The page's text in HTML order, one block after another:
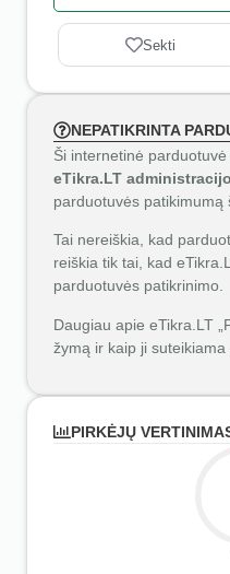
Sekti
NEPATIKRINTA
Ši internetinė parduotuvė
eTikra.LT
parduotuvės patikimumą
Tai nereiškia, kad
reiškia tik tai, kad
parduotuvės patikrinimo.
Daugiau apie eTikra.LT
žymą ir kaip ji suteikiama
PIRKĖJŲ